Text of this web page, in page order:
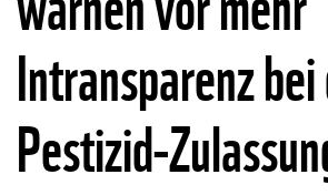
Intransparenz
Pestizid-